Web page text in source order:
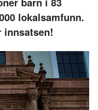
lokalsamfunn.
innsatsen!